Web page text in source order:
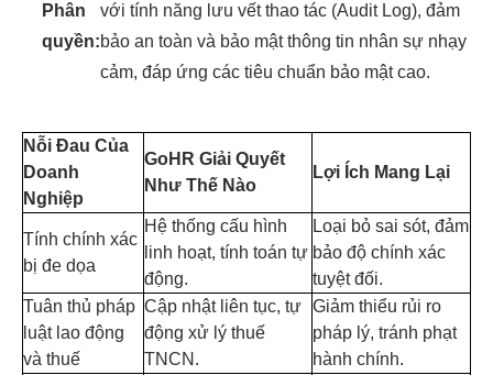
Phân
quyền:
với tính năng lưu vết thao tác (Audit Log), đảm
bảo an toàn và bảo mật thông tin nhân sự nhạy
cảm, đáp ứng các tiêu chuẩn bảo mật cao.
Nỗi Đau Của
Doanh
Nghiệp
GoHR Giải Quyết
Như Thế Nào
Lợi Ích Mang Lại
Tính chính xác
bị đe dọa
Hệ thống cấu hình
linh hoạt, tính toán tự
động.
Loại bỏ sai sót, đảm
bảo độ chính xác
tuyệt đối.
Tuân thủ pháp
luật lao động
và thuế
Cập nhật liên tục, tự
động xử lý thuế
TNCN.
Giảm thiểu rủi ro
pháp lý, tránh phạt
hành chính.